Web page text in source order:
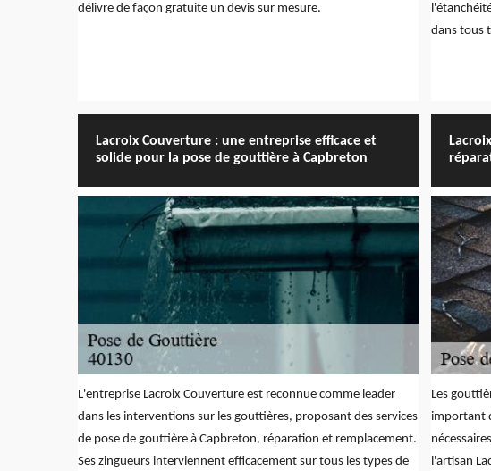
délivre de façon gratuite un devis sur mesure.
dans tous
Lacroix Couverture : une entreprise efficace et
solide pour la pose de gouttière à Capbreton
L'entreprise Lacroix Couverture est reconnue comme leader
dans les interventions sur les gouttières, proposant des services
de pose de gouttière à Capbreton, réparation et remplacement.
Ses zingueurs interviennent efficacement sur tous les types de
Les
important
l'artisan